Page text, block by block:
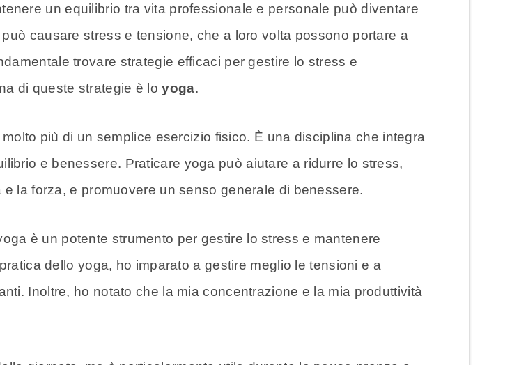
un equilibrio tra vita professionale e personale può diventare
causare stress e tensione, che a loro volta possono portare a
trovare strategie efficaci per gestire lo stress e
di queste strategie è loyoga.
più di un semplice esercizio fisico. È una disciplina che integra
e benessere. Praticare yoga può aiutare a ridurre lo stress,
la forza, e promuovere un senso generale di benessere.
è un potente strumento per gestire lo stress e mantenere
dello yoga, ho imparato a gestire meglio le tensioni e a
Inoltre, ho notato che la mia concentrazione e la mia produttività